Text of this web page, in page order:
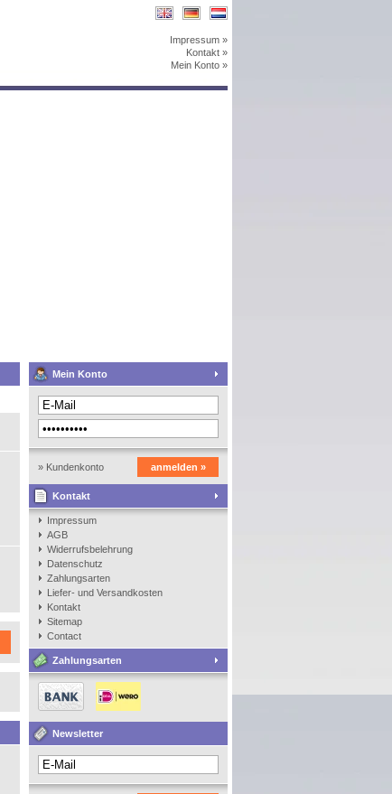
Impressum »
Kontakt »
Mein Konto »
Mein Konto
» Kundenkonto
anlegen
anmelden »
Kontakt
Impressum
AGB
Widerrufsbelehrung
Datenschutz
Zahlungsarten
Liefer- und Versandkosten
Kontakt
Sitemap
Contact
Zahlungsarten
Newsletter